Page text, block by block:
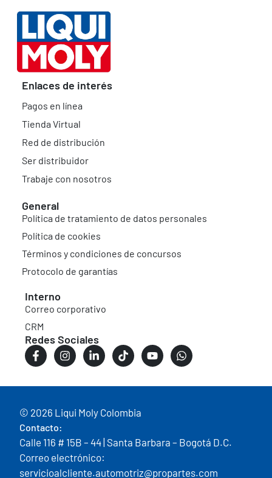
Enlaces de interés
Pagos en línea
Tienda Virtual
Red de distribución
Ser distribuidor
Trabaje con nosotros
General
Política de tratamiento de datos personales
Política de cookies
Términos y condiciones de concursos
Protocolo de garantías
Interno
Correo corporativo
CRM
Redes Sociales
© 2026 Liqui Moly Colombia
Contacto:
Calle 116 # 15B – 44 | Santa Barbara – Bogotá D.C.
Correo electrónico:
servicioalcliente.automotriz@propartes.com